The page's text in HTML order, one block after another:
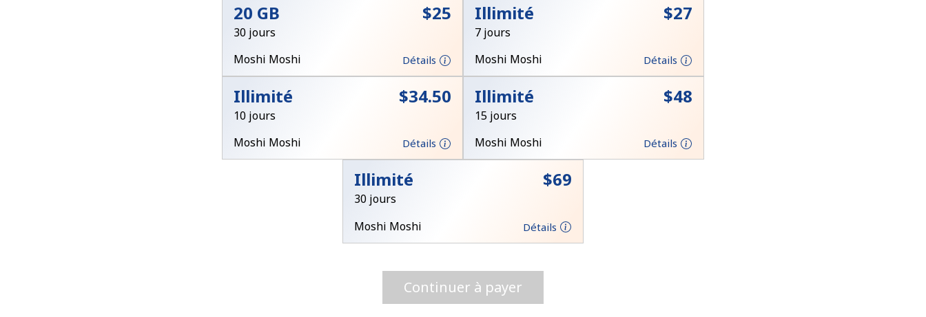
Restez en contact pour obtenir nos meilleures
En créant un compte sur ce site, j'accepte les
Bonjour!
20 GB ⁦$25⁩
30 jours
Moshi Moshi
Détails
Illimité ⁦$27⁩
7 jours
Moshi Moshi
Détails
Illimité ⁦$34.50⁩
10 jours
Moshi Moshi
Détails
Illimité ⁦$48⁩
15 jours
Moshi Moshi
Détails
Illimité ⁦$69⁩
30 jours
Moshi Moshi
Détails
Continuer à payer